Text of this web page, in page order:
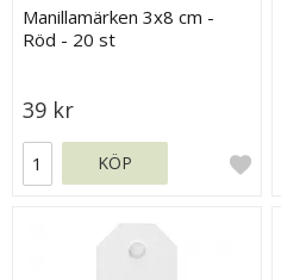
Manillamärken 3x8 cm -
Röd - 20 st
39 kr
KÖP